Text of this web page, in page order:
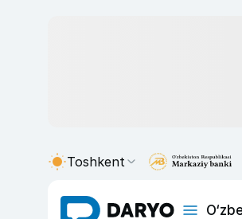
Toshkent